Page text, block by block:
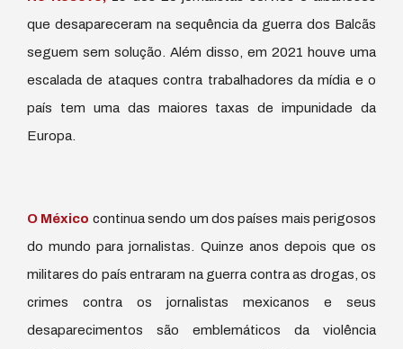
que desapareceram na sequência da guerra dos Balcãs
seguem sem solução. Além disso, em 2021 houve uma
escalada de ataques contra trabalhadores da mídia e o
país tem uma das maiores taxas de impunidade da
Europa.
O México continua sendo um dos países mais perigosos
do mundo para jornalistas. Quinze anos depois que os
militares do país entraram na guerra contra as drogas, os
crimes contra os jornalistas mexicanos e seus
desaparecimentos são emblemáticos da violência